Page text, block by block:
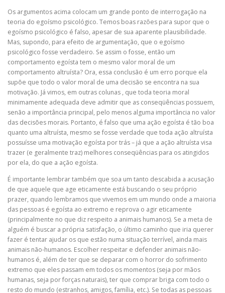
Os argumentos acima colocam um grande ponto de interrogação na
teoria do egoísmo psicológico. Temos boas razões para supor que o
egoísmo psicológico é falso, apesar de sua aparente plausibilidade.
Mas, supondo, para efeito de argumentação, que o egoísmo
psicológico fosse verdadeiro. Se assim o fosse, então um
comportamento egoísta tem o mesmo valor moral de um
comportamento altruísta? Ora, essa conclusão é um erro porque ela
supõe que todo o valor moral de uma decisão se encontra na sua
motivação. Já vimos, em outras colunas , que toda teoria moral
minimamente adequada deve admitir que as conseqüências possuem,
senão a importância principal, pelo menos alguma importância no valor
das decisões morais. Portanto, é falso que uma ação egoísta é tão boa
quanto uma altruísta, mesmo se fosse verdade que toda ação altruísta
possuísse uma motivação egoísta por trás – já que a ação altruísta visa
trazer (e geralmente traz) melhores conseqüências para os atingidos
por ela, do que a ação egoísta.
É importante lembrar também que soa um tanto descabida a acusação
de que aquele que age eticamente está buscando o seu próprio
prazer, quando lembramos que vivemos em um mundo onde a maioria
das pessoas é egoísta ao extremo e reprova o agir eticamente
(principalmente no que diz respeito a animais humanos). Se a meta de
alguém é buscar a própria satisfação, o último caminho que iria querer
fazer é tentar ajudar os que estão numa situação terrível, ainda mais
animais não-humanos. Escolher respeitar e defender animais não-
humanos é, além de ter que se deparar com o horror do sofrimento
extremo que eles passam em todos os momentos (seja por mãos
humanas, seja por forças naturais), ter que comprar briga com todo o
resto do mundo (estranhos, amigos, família, etc.). Se todas as pessoas